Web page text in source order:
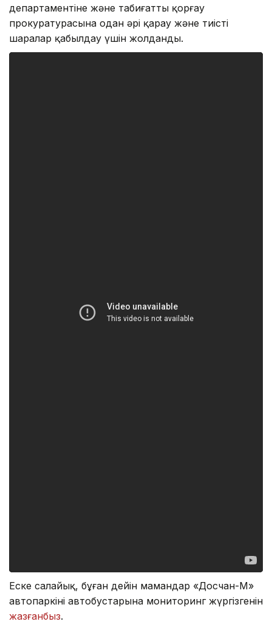
департаментіне және табиғатты қорғау
прокуратурасына одан әрі қарау және тиісті
шаралар қабылдау үшін жолданды.
Еске салайық, бұған дейін мамандар «Досчан-М»
автопаркінің автобустарына мониторинг жүргізгенін
жазғанбыз.